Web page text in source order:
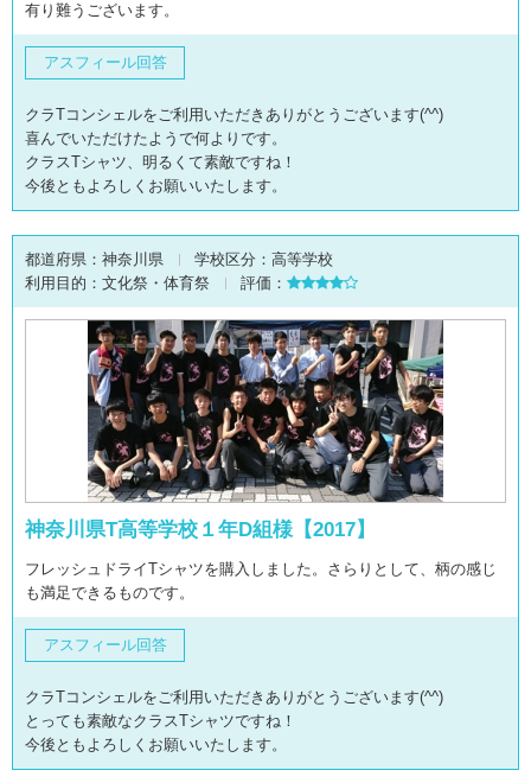
有り難うございます。
アスフィール回答
クラTコンシェルをご利用いただきありがとうございます(^^)
喜んでいただけたようで何よりです。
クラスTシャツ、明るくて素敵ですね！
今後ともよろしくお願いいたします。
都道府県： 神奈川県 学校区分： 高等学校
利用目的： 文化祭・体育祭 評価：
神奈川県T高等学校１年D組様【2017】
フレッシュドライTシャツを購入しました。さらりとして、柄の感じ
も満足できるものです。
アスフィール回答
クラTコンシェルをご利用いただきありがとうございます(^^)
とっても素敵なクラスTシャツですね！
今後ともよろしくお願いいたします。